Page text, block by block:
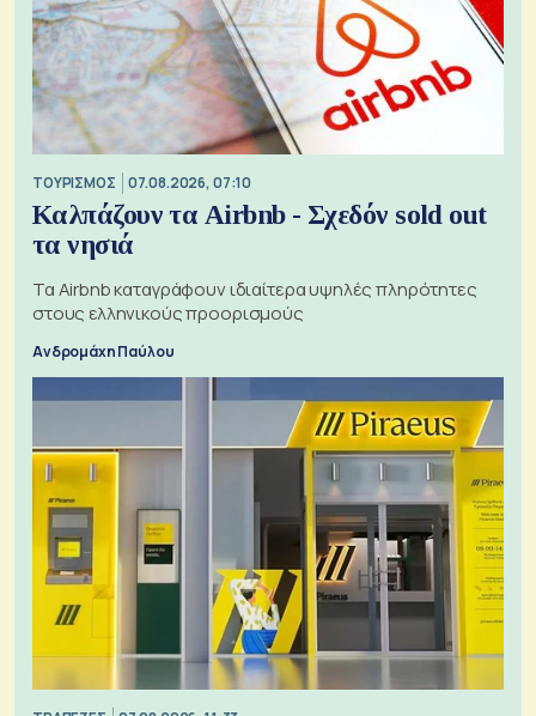
ΤΟΥΡΙΣΜΟΣ 07.08.2026, 07:10
Καλπάζουν τα Airbnb - Σχεδόν sold out
τα νησιά
Τα Airbnb καταγράφουν ιδιαίτερα υψηλές πληρότητες
στους ελληνικούς προορισμούς
Ανδρομάχη Παύλου